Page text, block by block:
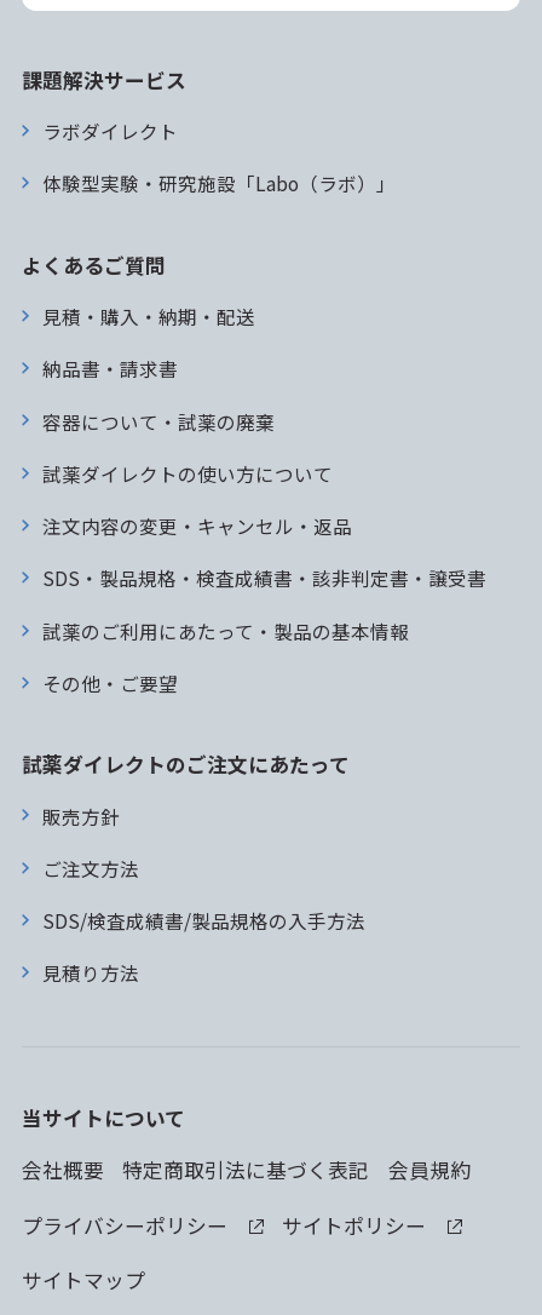
課題解決サービス
ラボダイレクト
体験型実験・研究施設「Labo（ラボ）」
よくあるご質問
見積・購入・納期・配送
納品書・請求書
容器について・試薬の廃棄
試薬ダイレクトの使い方について
注文内容の変更・キャンセル・返品
SDS・製品規格・検査成績書・該非判定書・譲受書
試薬のご利用にあたって・製品の基本情報
その他・ご要望
試薬ダイレクトのご注文にあたって
販売方針
ご注文方法
SDS/検査成績書/製品規格の入手方法
見積り方法
当サイトについて
会社概要
特定商取引法に基づく表記
会員規約
プライバシーポリシー
サイトポリシー
サイトマップ